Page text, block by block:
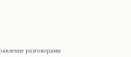
разговорами